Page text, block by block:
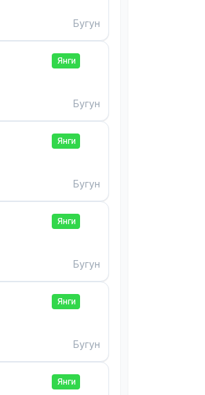
Бугун
Янги
Бугун
Янги
Бугун
Янги
Бугун
Янги
Бугун
Янги